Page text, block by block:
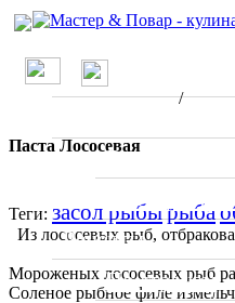
О проекте
Вводные
Мастер
Рецепты
По странам
Обработка продуктов/
Паста Лососевая
Теги: засол рыбы рыба
Из лососевых рыб,
Мороженых лососевых рыб
Соленое рыбное филе